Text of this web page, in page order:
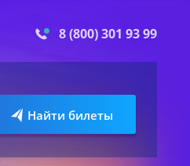
8 (800) 301 93 99
Найти билеты